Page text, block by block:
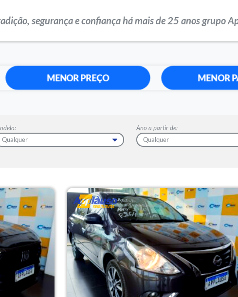
segurança e confiança há mais de 25 anos grupo
MENOR PREÇO MENOR
Ano a partir de: